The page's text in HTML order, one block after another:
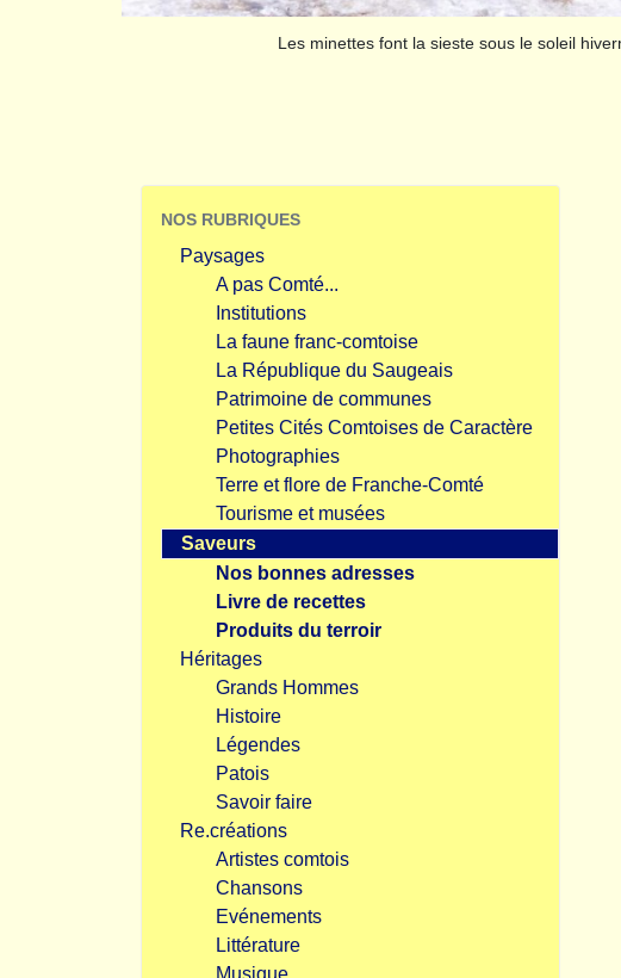
Les minettes font la sieste sous le soleil
NOS RUBRIQUES
Paysages
A pas Comté...
Institutions
La faune franc-comtoise
La République du Saugeais
Patrimoine de communes
Petites Cités Comtoises de Caractère
Photographies
Terre et flore de Franche-Comté
Tourisme et musées
Saveurs
Nos bonnes adresses
Livre de recettes
Produits du terroir
Héritages
Grands Hommes
Histoire
Légendes
Patois
Savoir faire
Re.créations
Artistes comtois
Chansons
Evénements
Littérature
Musique